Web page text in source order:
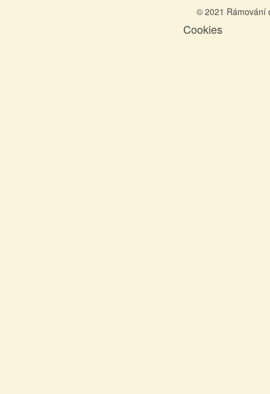
© 2021 Rámování
Cookies